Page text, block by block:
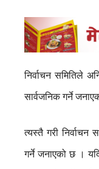
निर्वाचन समितिले
सार्वजनिक गर्ने
त्यस्तै गरी निर्वाचन
गर्ने जनाएको छ ।